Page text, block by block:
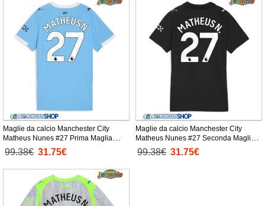
Maglie da calcio Manchester City
Matheus Nunes #27 Prima Maglia
Femminile 2025-26 Manica Corta
99.38€ 31.75€
Maglie da calcio Manchester City
Matheus Nunes #27 Seconda Maglia
Femminile 2025-26 Manica Corta
99.38€ 31.75€